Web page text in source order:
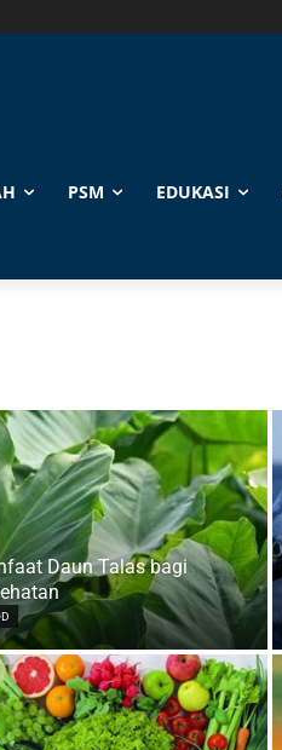
PSM EDUKASI
Daun Talas bagi